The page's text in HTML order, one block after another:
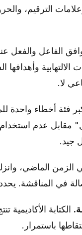
وعلامات الترقيم،
الفاعل والفعل
الالتهابية
لا.
فئة أخطاء واحدة
مقابل عدم
جيد.
الماضي،
في المناقشة.
الكتابة الأكاديمية
باستمرار.